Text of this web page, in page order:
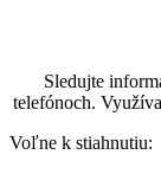
Sledujte
telefónoch.
Voľne k stiahnutiu: